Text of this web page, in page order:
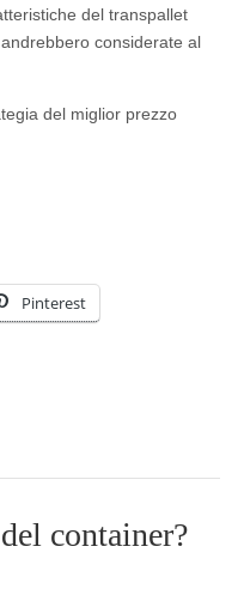
del transpallet
considerate al
del miglior prezzo
Pinterest
container?